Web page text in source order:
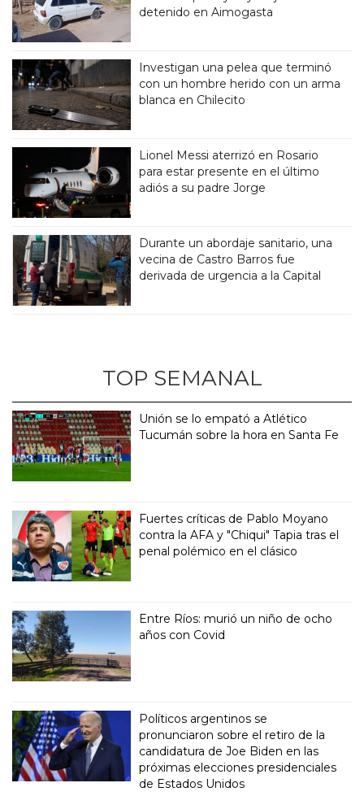
detenido en Aimogasta
Investigan una pelea que terminó
con un hombre herido con un arma
blanca en Chilecito
Lionel Messi aterrizó en Rosario
para estar presente en el último
adiós a su padre Jorge
Durante un abordaje sanitario, una
vecina de Castro Barros fue
derivada de urgencia a la Capital
TOP SEMANAL
Unión se lo empató a Atlético
Tucumán sobre la hora en Santa Fe
Fuertes críticas de Pablo Moyano
contra la AFA y "Chiqui" Tapia tras el
penal polémico en el clásico
Entre Ríos: murió un niño de ocho
años con Covid
Políticos argentinos se
pronunciaron sobre el retiro de la
candidatura de Joe Biden en las
próximas elecciones presidenciales
de Estados Unidos